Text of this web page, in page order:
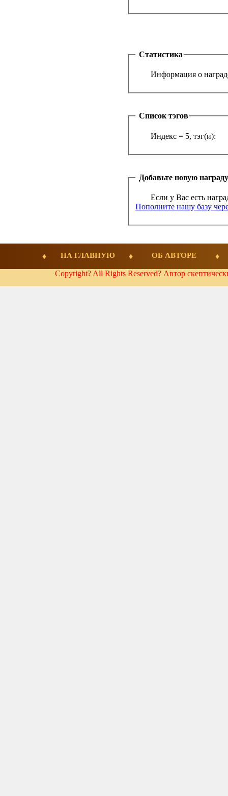
Статистика
Информация о
Список тэгов
Индекс = 5, тэг(и):
Добавьте новую награду
Если у Вас есть
Пополните нашу базу
НА ГЛАВНУЮ ОБ АВТОРЕ
Copyright? All Rights Reserved? Автор